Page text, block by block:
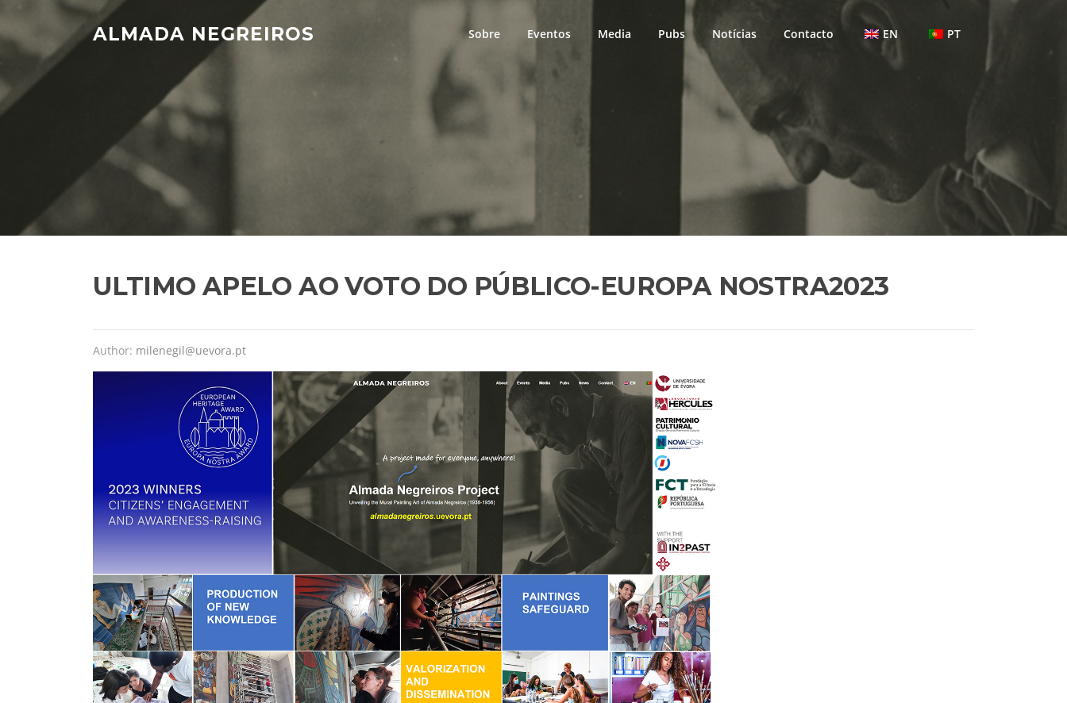
content
ALMADA NEGREIROS Sobre Eventos Media Pubs Notícias Contacto EN PT
ULTIMO APELO AO VOTO DO PÚBLICO-EUROPA NOSTRA2023
Author: milenegil@uevora.pt